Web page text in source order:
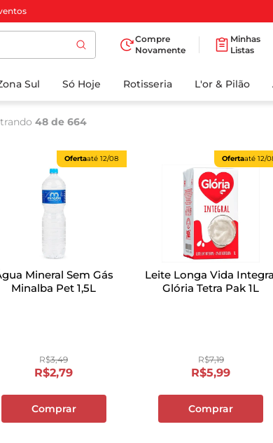
Compre
Novamente
Minhas
Listas
Sul Só Hoje Rotisseria L'or & Pilão
48 de 664
Ofertaaté12/08
Mineral Sem Gás
Minalba Pet 1,5L
R$3,49
R$2,79
Comprar
Ofertaaté12/
Leite Longa Vida
Glória Tetra Pak 1L
R$7,19
R$5,99
Comprar
BUSCADOS
3º
8
leite